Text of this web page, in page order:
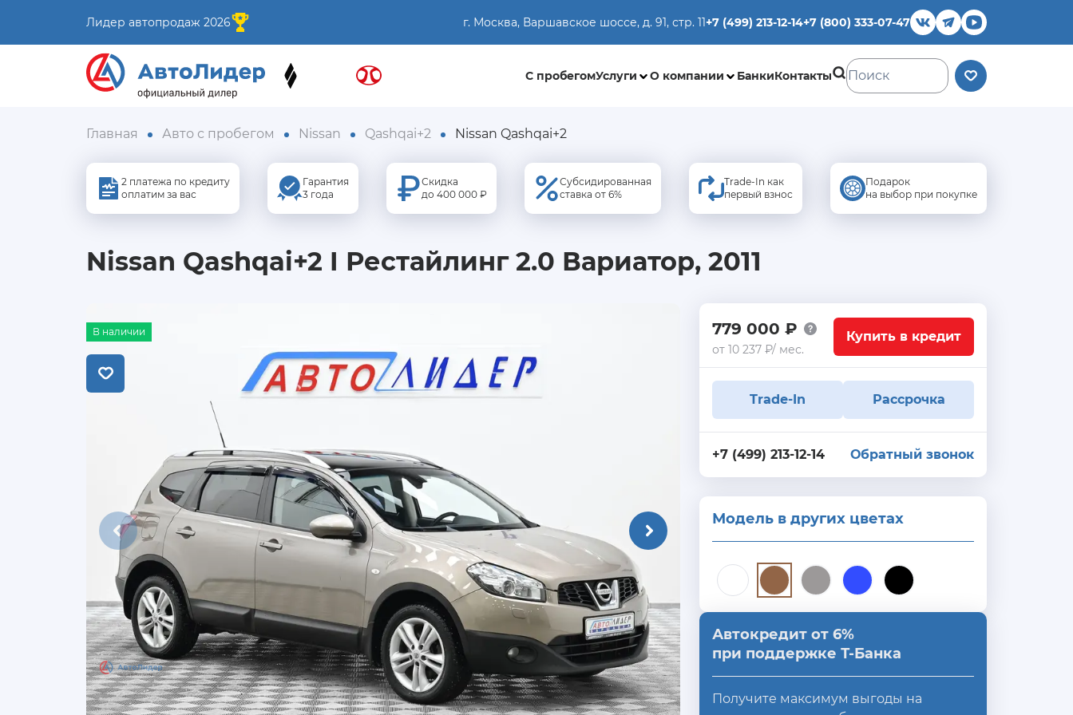
Лидер автопродаж 2026 г. Москва, Варшавское шоссе, д. 91, стр. 11+7 (499) 213-12-14+7 (800) 333-07-47
С пробегомУслуги О компании БанкиКонтакты
Главная Авто с пробегом Nissan Qashqai+2 Nissan Qashqai+2
2 платежа по кредиту
оплатим за вас
Гарантия
3 года
Скидка
до 400 000 ₽
Субсидированная
ставка от 6%
Trade-In как
первый взнос
Подарок
на выбор при покупке
Nissan Qashqai+2 I Рестайлинг 2.0 Вариатор, 2011
В наличии 779 000 ₽
от 10 237 ₽/ мес.
Купить в кредит
Trade-In Рассрочка
+7 (499) 213-12-14 Обратный звонок
Модель в других цветах
Автокредит от 6%
при поддержке Т-Банка
Получите максимум выгоды на